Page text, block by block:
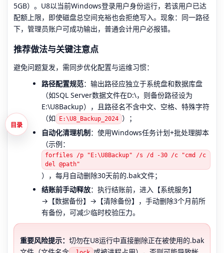
5GB）。U8以当前Windows登录用户身份运行，若该用户已达
配额上限，即使磁盘总空间充裕也会拒绝写入。现象：同一路径
下，管理员账户可成功输出，普通会计用户必报错。
推荐做法与关键注意点
避免问题复发，需同步优化配置与运维习惯：
路径配置规范：输出路径应独立于系统盘和数据库盘
（如SQL Server数据文件在D:\，则备份路径设为
E:\U8Backup），且路径名不含中文、空格、特殊字符
（如
E:\U8_Backup_2024 ）；
自动化清理机制：使用Windows任务计划+批处理脚本
（示例：
forfiles /p "E:\U8Backup" /s /d -30 /c "cmd /c
del @path"
），每月自动删除30天前的.bak文件；
结账前手动释放：执行结账前，进入【系统服务】
→【数据备份】→【清除备份】，手动删除3个月前所
有备份，可减少临时校验压力。
重要风险提示： 切勿在U8运行中直接删除正在被使用的.bak
目录